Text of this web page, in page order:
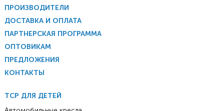
ПРОИЗВОДИТЕЛИ
ДОСТАВКА И ОПЛАТА
ПАРТНЕРСКАЯ ПРОГРАММА
ОПТОВИКАМ
ПРЕДЛОЖЕНИЯ
КОНТАКТЫ
ТСР ДЛЯ ДЕТЕЙ